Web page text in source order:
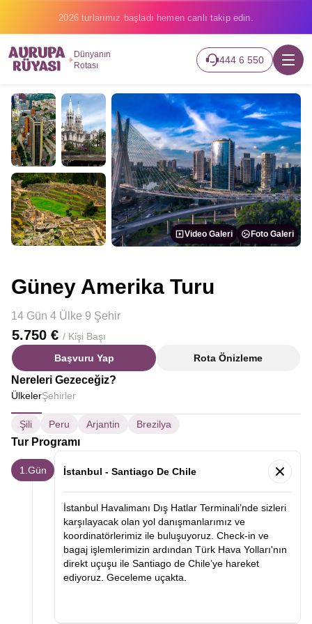
2026 turlarımız başladı hemen canlı takip edin.
Dünyanın
Rotası
444 6 550
Video Galeri Foto Galeri
Güney Amerika Turu
14 Gün 4 Ülke 9 Şehir
5.750 € / Kişi Başı
Başvuru Yap
Rota Önizleme
Nereleri Gezeceğiz?
ÜlkelerŞehirler
Şili Peru Arjantin Brezilya
Tur Programı
1.Gün İstanbul - Santiago De Chile
İstanbul Havalimanı Dış Hatlar Terminali’nde sizleri
karşılayacak olan yol danışmanlarımız ve
koordinatörlerimiz ile buluşuyoruz. Check-in ve
bagaj işlemlerimizin ardından Türk Hava Yolları'nın
direkt uçuşu ile Santiago de Chile’ye hareket
ediyoruz. Geceleme uçakta.